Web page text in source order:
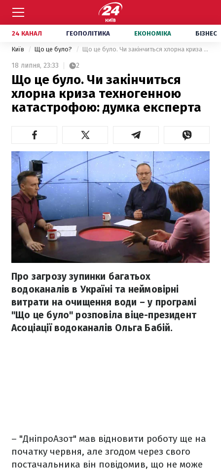
24 КАНАЛ ГЕОПОЛІТИКА ЕКОНОМІКА БІЗНЕС
Київ Що це було? Що це було. Чи закінчиться хлорна криза техногенною катастрофою: думка експерта
18 липня, 23:33 2
Що це було. Чи закінчиться
хлорна криза техногенною
катастрофою: думка експерта
Про загрозу зупинки багатьох
водоканалів в Україні та неймовірні
витрати на очищення води – у програмі
"Що це було" розповіла віце-президент
Асоціації водоканалів Ольга Бабій.
– "ДніпроАзот" мав відновити роботу ще на
початку червня, але згодом через свого
постачальника він повідомив, що не може